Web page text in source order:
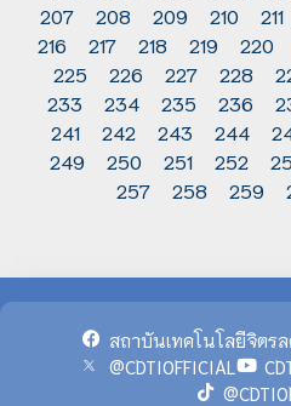
207
208 209 210 211
216
217 218 219 220
225
226 227 228
233
234 235 236
241
242 243 244
249
250 251 252
257
258 259
สถาบันเทคโนโลยีจิตร
@CDTIOFFICIAL